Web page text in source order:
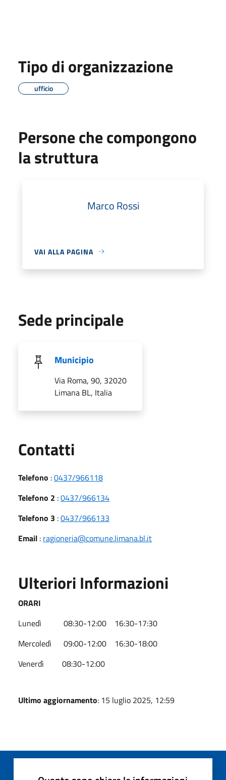
Tipo di organizzazione
ufficio
Persone che compongono
la struttura
Marco Rossi
VAI ALLA PAGINA
Sede principale
Municipio
Via Roma, 90, 32020
Limana BL, Italia
Contatti
Telefono :0437/966118
Telefono 2 :0437/966134
Telefono 3 :0437/966133
Email : ragioneria@comune.limana.bl.it
Ulteriori Informazioni
ORARI
Lunedì 08:30-12:00 16:30-17:30
Mercoledì 09:00-12:00 16:30-18:00
Venerdì 08:30-12:00
Ultimo aggiornamento: 15 luglio 2025, 12:59